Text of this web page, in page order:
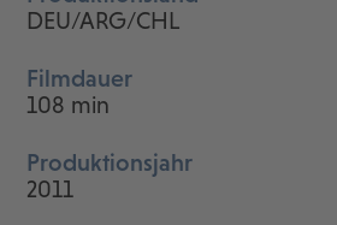
DEU/ARG/CHL
Filmdauer
108 min
Produktionsjahr
2011